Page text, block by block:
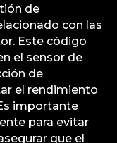
de
con las
Este código
el sensor de
de
el rendimiento
importante
para evitar
que el